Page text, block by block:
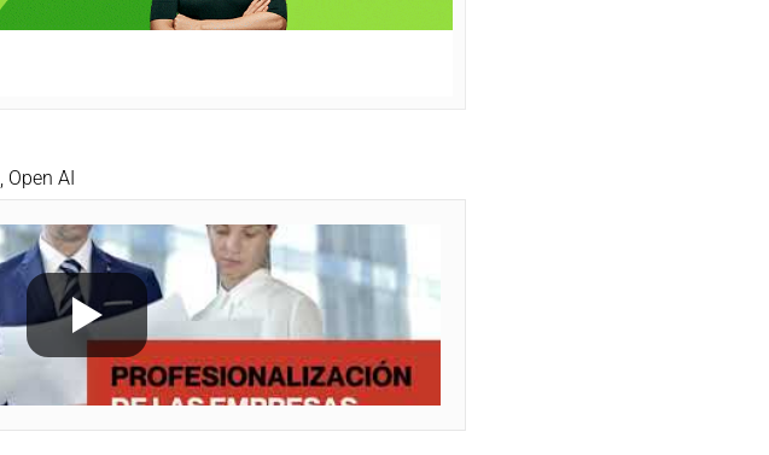
, Open AI